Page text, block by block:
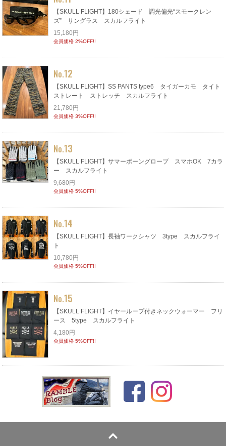
【SKULL FLIGHT】180シェード 調光偏光“スモークレン
ズ” サングラス スカルフライト
15,180円
会員価格 2%OFF!!
No.12
【SKULL FLIGHT】SS PANTS type6 タイガーカモ タイト
ストレート ストレッチ スカルフライト
21,780円
会員価格 3%OFF!!
No.13
【SKULL FLIGHT】サマーボーングローブ スマホOK 7カラ
ー スカルフライト
9,680円
会員価格 5%OFF!!
No.14
【SKULL FLIGHT】長袖ワークシャツ 3type スカルフライ
ト
10,780円
会員価格 5%OFF!!
No.15
【SKULL FLIGHT】イヤーループ付きネックウォーマー フリ
ース 5type スカルフライト
4,180円
会員価格 5%OFF!!